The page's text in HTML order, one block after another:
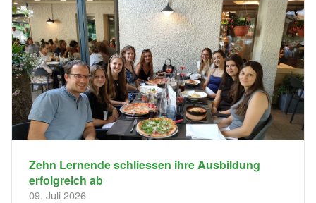
​Zehn Lernende schliessen ihre Ausbildung
erfolgreich ab
09. Juli 2026